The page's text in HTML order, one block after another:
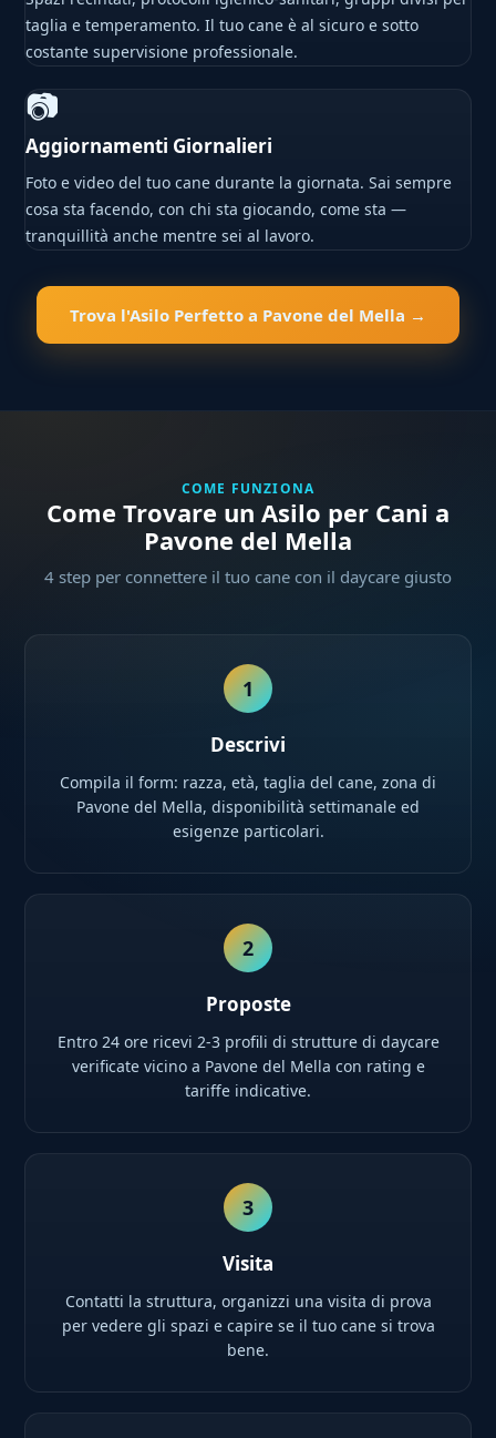
taglia e temperamento. Il tuo cane è al sicuro e sotto
costante supervisione professionale.
📷
Aggiornamenti Giornalieri
Foto e video del tuo cane durante la giornata. Sai sempre
cosa sta facendo, con chi sta giocando, come sta —
tranquillità anche mentre sei al lavoro.
Trova l'Asilo Perfetto a Pavone del Mella →
COME FUNZIONA
Come Trovare un Asilo per Cani a
Pavone del Mella
4 step per connettere il tuo cane con il daycare giusto
1
Descrivi
Compila il form: razza, età, taglia del cane, zona di
Pavone del Mella, disponibilità settimanale ed
esigenze particolari.
2
Proposte
Entro 24 ore ricevi 2-3 profili di strutture di daycare
verificate vicino a Pavone del Mella con rating e
tariffe indicative.
3
Visita
Contatti la struttura, organizzi una visita di prova
per vedere gli spazi e capire se il tuo cane si trova
bene.